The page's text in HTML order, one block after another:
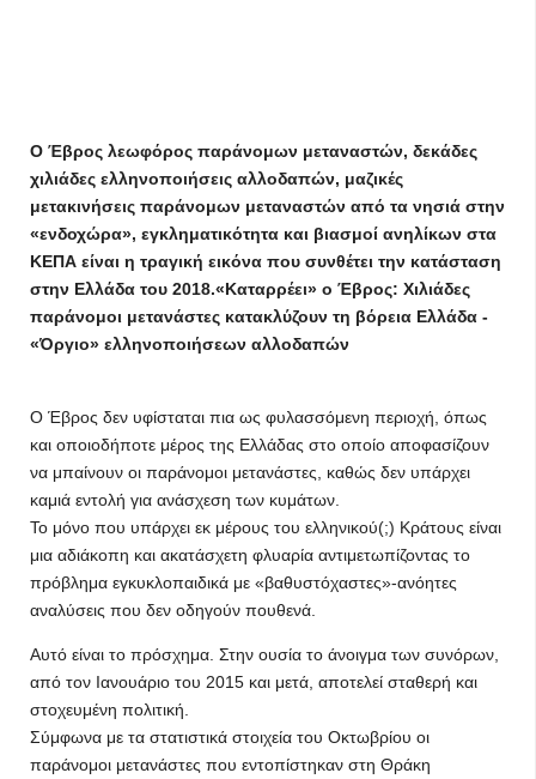
Ο Έβρος λεωφόρος παράνομων μεταναστών, δεκάδες
χιλιάδες ελληνοποιήσεις αλλοδαπών, μαζικές
μετακινήσεις παράνομων μεταναστών από τα νησιά στην
«ενδοχώρα», εγκληματικότητα και βιασμοί ανηλίκων στα
ΚΕΠΑ είναι η τραγική εικόνα που συνθέτει την κατάσταση
στην Ελλάδα του 2018.«Καταρρέει» ο Έβρος: Χιλιάδες
παράνομοι μετανάστες κατακλύζουν τη βόρεια Ελλάδα -
«Όργιο» ελληνοποιήσεων αλλοδαπών
Ο Έβρος δεν υφίσταται πια ως φυλασσόμενη περιοχή, όπως
και οποιοδήποτε μέρος της Ελλάδας στο οποίο αποφασίζουν
να μπαίνουν οι παράνομοι μετανάστες, καθώς δεν υπάρχει
καμιά εντολή για ανάσχεση των κυμάτων.
Το μόνο που υπάρχει εκ μέρους του ελληνικού(;) Κράτους είναι
μια αδιάκοπη και ακατάσχετη φλυαρία αντιμετωπίζοντας το
πρόβλημα εγκυκλοπαιδικά με «βαθυστόχαστες»-ανόητες
αναλύσεις που δεν οδηγούν πουθενά.
Αυτό είναι το πρόσχημα. Στην ουσία το άνοιγμα των συνόρων,
από τον Ιανουάριο του 2015 και μετά, αποτελεί σταθερή και
στοχευμένη πολιτική.
Σύμφωνα με τα στατιστικά στοιχεία του Οκτωβρίου οι
παράνομοι μετανάστες που εντοπίστηκαν στη Θράκη